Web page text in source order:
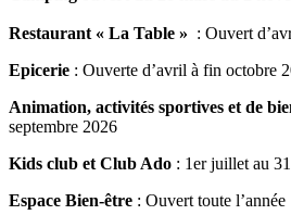
Restaurant « La Table » : Ouvert
Epicerie : Ouverte d’avril à fin octobre
Animation, activités sportives et de
septembre 2026
Kids club et Club Ado : 1er juillet au
Espace Bien-être : Ouvert toute l’année